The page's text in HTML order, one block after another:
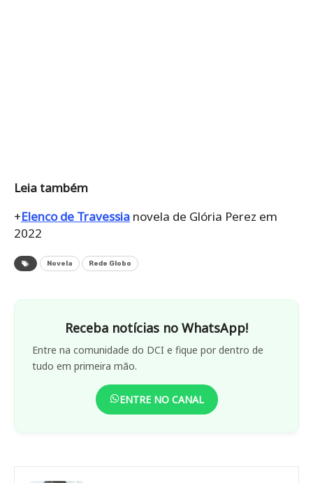
Leia também
+Elenco de Travessia novela de Glória Perez em
2022
Novela Rede Globo
Receba notícias no WhatsApp!
Entre na comunidade do DCI e fique por dentro de
tudo em primeira mão.
ENTRE NO CANAL